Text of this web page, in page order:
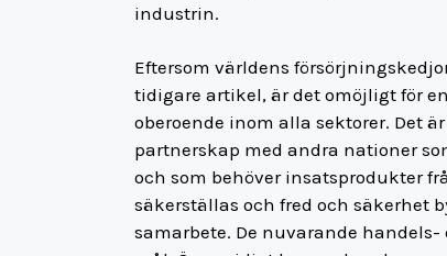
industrin.
Eftersom världens
tidigare artikel, är det omöjligt för
oberoende inom alla sektorer. Det
partnerskap med andra nationer
och som behöver insatsprodukter
säkerställas och fred och säkerhet
samarbete. De nuvarande